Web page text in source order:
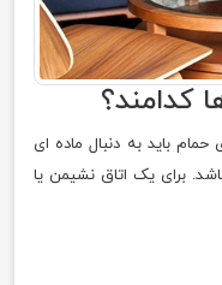
کدامند؟
حمام باید به دنبال ماده ای
برای یک اتاق نشیمن یا